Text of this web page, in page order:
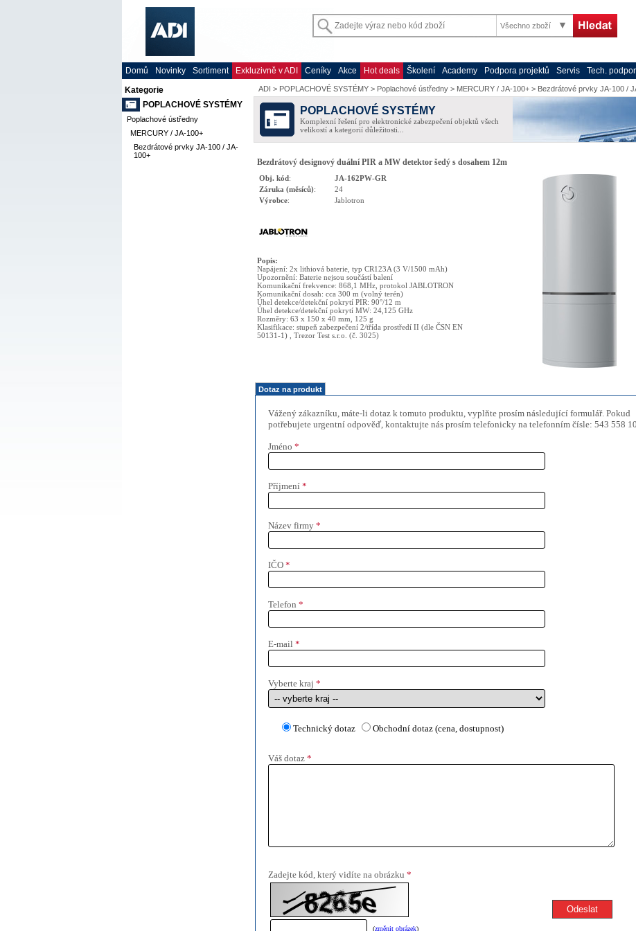
Všechno zboží
Domů Novinky Sortiment Exkluzivně v ADI Ceníky Akce Hot deals Školení Academy Podpora projektů Servis Tech.
Kategorie
POPLACHOVÉ SYSTÉMY
Poplachové ústředny
MERCURY / JA-100+
Bezdrátové prvky JA-100 / JA-
100+
ADI > POPLACHOVÉ SYSTÉMY> Poplachové ústředny> MERCURY / JA-100+> Bezdrátové prvky JA-100 /
POPLACHOVÉ SYSTÉMY
Komplexní řešení pro elektronické zabezpečení objektů všech
velikostí a kategorií důležitosti...
Bezdrátový designový duální PIR a MW detektor šedý s dosahem 12m
Obj. kód:
JA-162PW-GR
Záruka (měsíců):
24
Výrobce: Jablotron
Popis:
Napájení: 2x lithiová baterie, typ CR123A (3 V/1500 mAh)
Upozornění: Baterie nejsou součástí balení
Komunikační frekvence: 868,1 MHz, protokol JABLOTRON
Komunikační dosah: cca 300 m (volný terén)
Úhel detekce/detekční pokrytí PIR: 90°/12 m
Úhel detekce/detekční pokrytí MW: 24,125 GHz
Rozměry: 63 x 150 x 40 mm, 125 g
Klasifikace: stupeň zabezpečení 2/třída prostředí II (dle ČSN EN
50131-1) , Trezor Test s.r.o. (č. 3025)
Dotaz na produkt